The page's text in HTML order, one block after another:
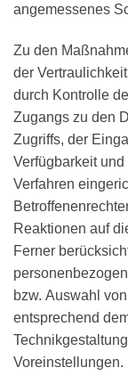
angemessenes
Zu den
der
durch Kontrolle
Zugangs zu den
Zugriffs, der
Verfügbarkeit
Verfahren
Reaktionen auf
Ferner
bzw. Auswahl
entsprechend
Voreinstellungen.